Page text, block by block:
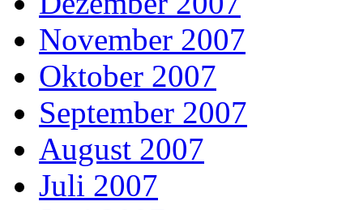
November 2007
Oktober 2007
September 2007
August 2007
Juli 2007